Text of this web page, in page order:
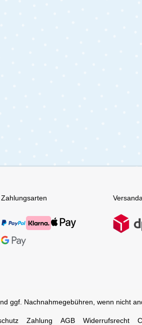
Zahlungsarten
ggf. Nachnahmegebühren, wenn nicht
Zahlung AGB Widerrufsrecht